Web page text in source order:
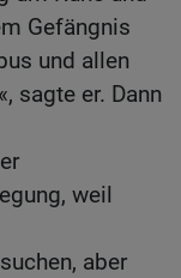
Gefängnis
und allen
sagte er. Dann
weil
aber